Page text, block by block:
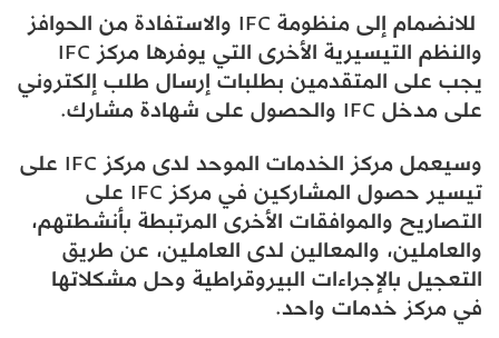
للانضمام إلى منظومة IFC والاستفادة من الحوافز
والنظم التيسيرية الأخرى التي يوفرها مركز IFC
يجب على المتقدمين بطلبات إرسال طلب إلكتروني
على مدخل IFC والحصول على شهادة مشارك.
وسيعمل مركز الخدمات الموحد لدى مركز IFC على
تيسير حصول المشاركين في مركز IFC على
التصاريح والموافقات الأخرى المرتبطة بأنشطتهم،
والعاملين، والمعالين لدى العاملين، عن طريق
التعجيل بالإجراءات البيروقراطية وحل مشكلاتها
في مركز خدمات واحد.